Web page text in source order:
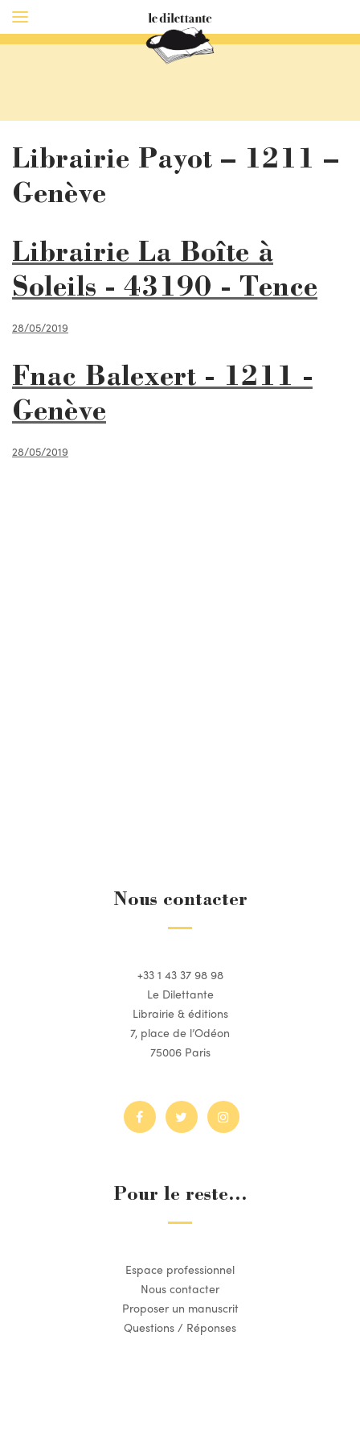
Librairie Payot – 1211 –
Genève
Librairie La Boîte à
Soleils - 43190 - Tence
28/05/2019
Fnac Balexert - 1211 -
Genève
28/05/2019
Nous contacter
+33 1 43 37 98 98
Le Dilettante
Librairie & éditions
7, place de l’Odéon
75006 Paris
Pour le reste...
Espace professionnel
Nous contacter
Proposer un manuscrit
Questions / Réponses